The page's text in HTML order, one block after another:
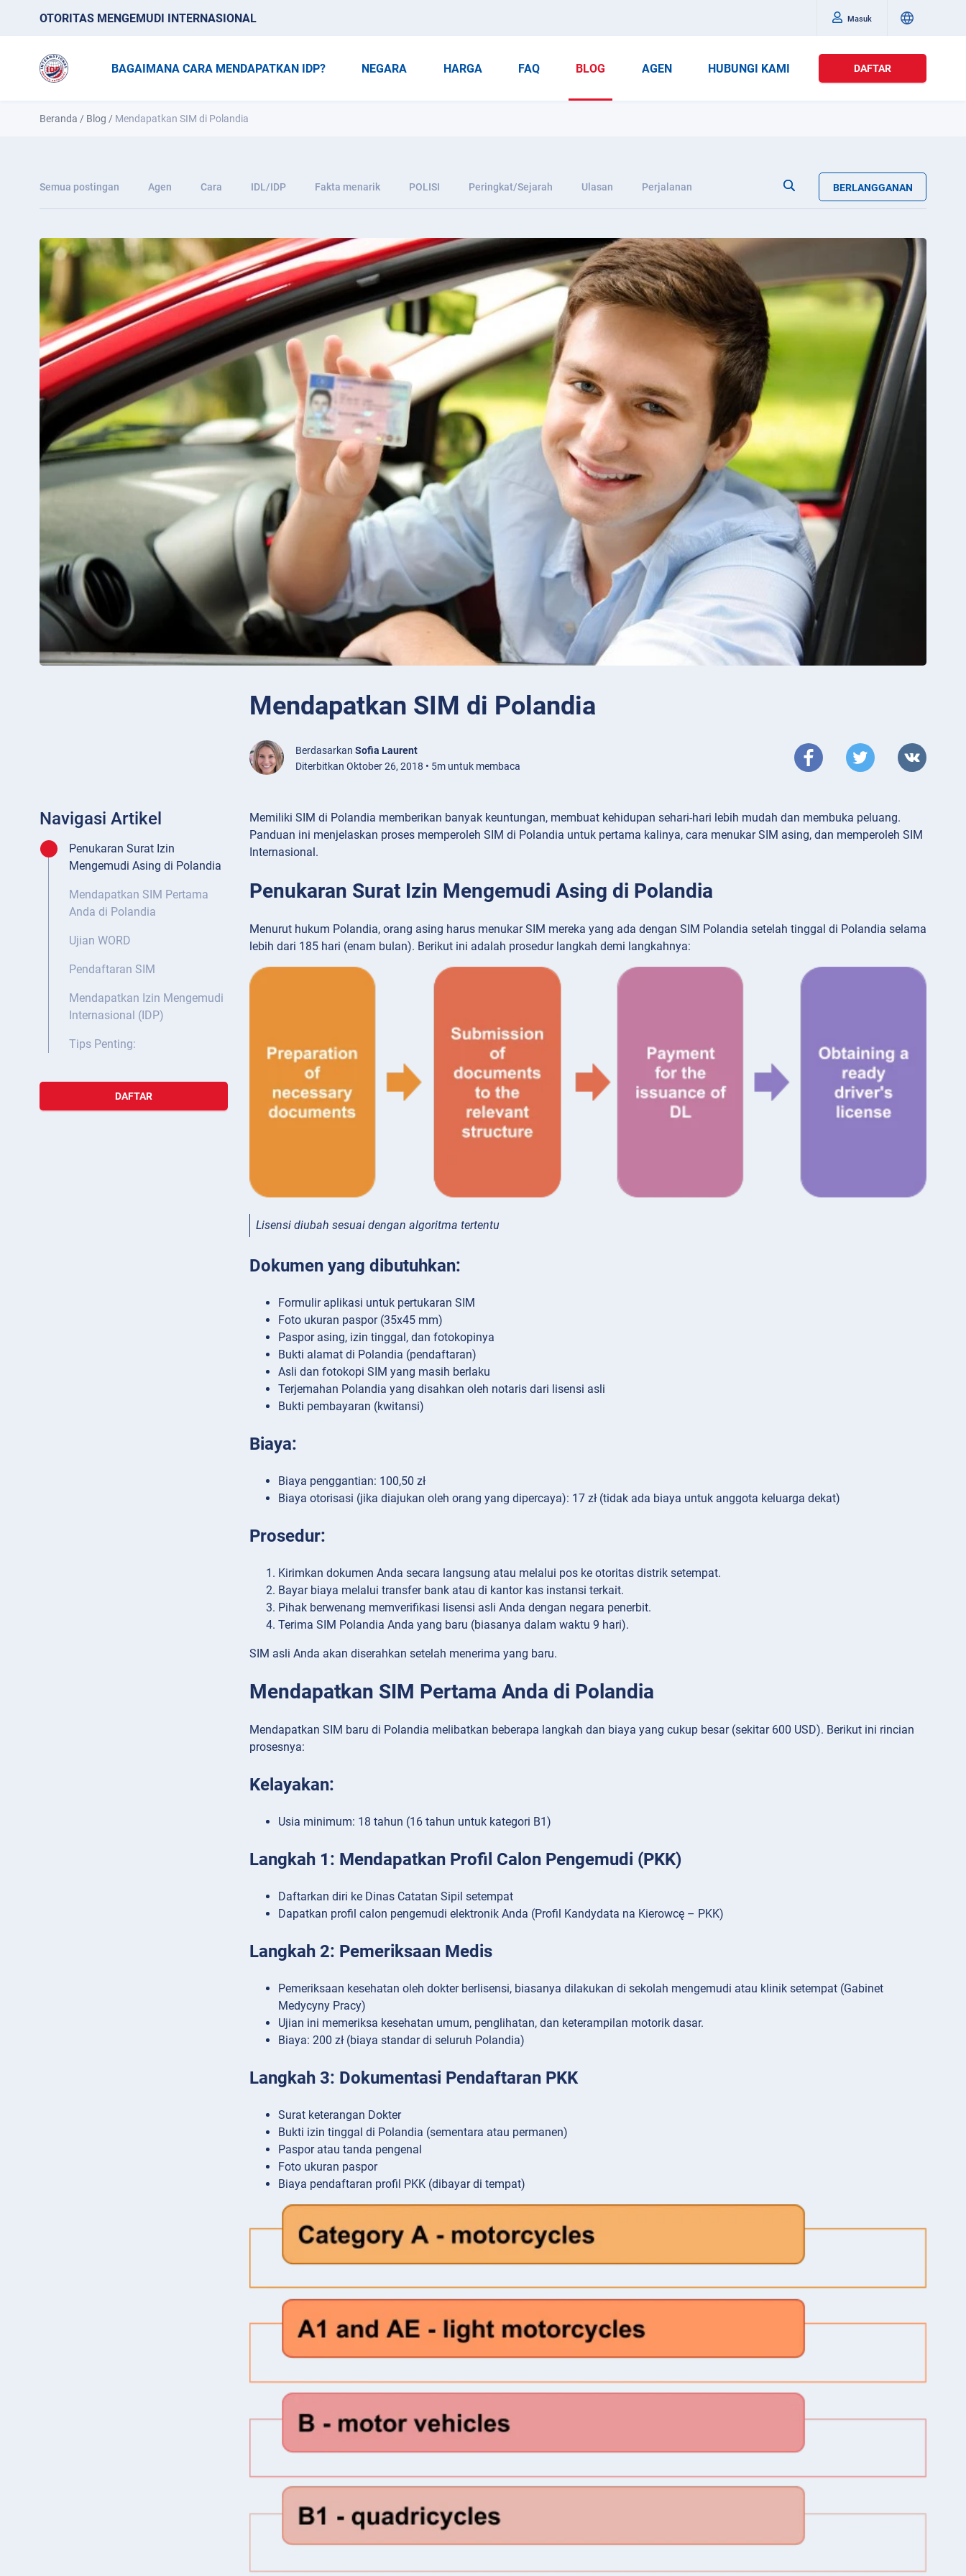
OTORITAS MENGEMUDI INTERNASIONAL Masuk
BAGAIMANA CARA MENDAPATKAN IDP? NEGARA HARGA FAQ BLOG AGEN HUBUNGI KAMI DAFTAR
Beranda / Blog / Mendapatkan SIM di Polandia
Semua postingan Agen Cara IDL/IDP Fakta menarik POLISI Peringkat/Sejarah Ulasan Perjalanan BERLANGGANAN
Mendapatkan SIM di Polandia
Berdasarkan Sofia Laurent
Diterbitkan Oktober 26, 2018 • 5m untuk membaca
Navigasi Artikel
Penukaran Surat Izin
Mengemudi Asing di Polandia
Mendapatkan SIM Pertama
Anda di Polandia
Ujian WORD
Pendaftaran SIM
Mendapatkan Izin Mengemudi
Internasional (IDP)
Tips Penting:
DAFTAR
Memiliki SIM di Polandia memberikan banyak keuntungan, membuat kehidupan sehari-hari lebih mudah dan membuka peluang.
Panduan ini menjelaskan proses memperoleh SIM di Polandia untuk pertama kalinya, cara menukar SIM asing, dan memperoleh SIM
Internasional.
Penukaran Surat Izin Mengemudi Asing di Polandia
Menurut hukum Polandia, orang asing harus menukar SIM mereka yang ada dengan SIM Polandia setelah tinggal di Polandia selama
lebih dari 185 hari (enam bulan). Berikut ini adalah prosedur langkah demi langkahnya:
Lisensi diubah sesuai dengan algoritma tertentu
Dokumen yang dibutuhkan:
Formulir aplikasi untuk pertukaran SIM
Foto ukuran paspor (35х45 mm)
Paspor asing, izin tinggal, dan fotokopinya
Bukti alamat di Polandia (pendaftaran)
Asli dan fotokopi SIM yang masih berlaku
Terjemahan Polandia yang disahkan oleh notaris dari lisensi asli
Bukti pembayaran (kwitansi)
Biaya:
Biaya penggantian: 100,50 zł
Biaya otorisasi (jika diajukan oleh orang yang dipercaya): 17 zł (tidak ada biaya untuk anggota keluarga dekat)
Prosedur:
Kirimkan dokumen Anda secara langsung atau melalui pos ke otoritas distrik setempat.
Bayar biaya melalui transfer bank atau di kantor kas instansi terkait.
Pihak berwenang memverifikasi lisensi asli Anda dengan negara penerbit.
Terima SIM Polandia Anda yang baru (biasanya dalam waktu 9 hari).
SIM asli Anda akan diserahkan setelah menerima yang baru.
Mendapatkan SIM Pertama Anda di Polandia
Mendapatkan SIM baru di Polandia melibatkan beberapa langkah dan biaya yang cukup besar (sekitar 600 USD). Berikut ini rincian
prosesnya:
Kelayakan:
Usia minimum: 18 tahun (16 tahun untuk kategori B1)
Langkah 1: Mendapatkan Profil Calon Pengemudi (PKK)
Daftarkan diri ke Dinas Catatan Sipil setempat
Dapatkan profil calon pengemudi elektronik Anda (Profil Kandydata na Kierowcę – PKK)
Langkah 2: Pemeriksaan Medis
Pemeriksaan kesehatan oleh dokter berlisensi, biasanya dilakukan di sekolah mengemudi atau klinik setempat (Gabinet
Medycyny Pracy)
Ujian ini memeriksa kesehatan umum, penglihatan, dan keterampilan motorik dasar.
Biaya: 200 zł (biaya standar di seluruh Polandia)
Langkah 3: Dokumentasi Pendaftaran PKK
Surat keterangan Dokter
Bukti izin tinggal di Polandia (sementara atau permanen)
Paspor atau tanda pengenal
Foto ukuran paspor
Biaya pendaftaran profil PKK (dibayar di tempat)